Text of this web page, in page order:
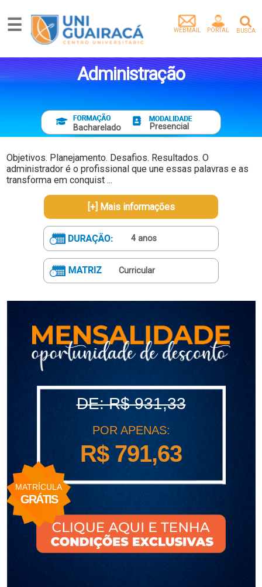
Graduação
Graduação
Extensão
Egressos
e
Extensão
Vídeos
Artigos
Empresa
parceira
Tenha
Portal
Acadêmico
Portal
da
Biblioteca
Guairacard
Portal
Empregabilidade
Contato
☰ BUSCA
PORTAL
WEBMAIL
Administração
Bacharelado Presencial
Objetivos. Planejamento. Desafios. Resultados. O
administrador é o profissional que une essas palavras e as
transforma em conquist ...
[+] Mais informações
4 anos
Curricular
MATRÍCULA
GRÁTIS
DE: R$ 931,33
POR APENAS:
R$ 791,63